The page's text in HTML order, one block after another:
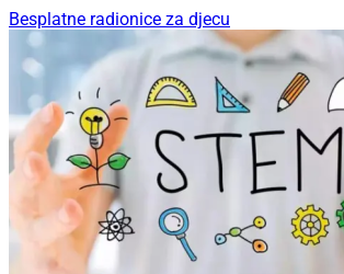
Besplatne radionice za djecu